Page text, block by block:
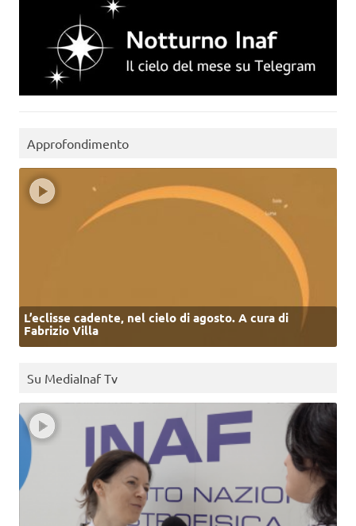
Approfondimento
L’eclisse cadente, nel cielo di agosto. A cura di
Fabrizio Villa
Su MediaInaf Tv